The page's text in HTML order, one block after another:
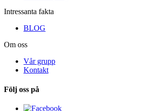
Intressanta fakta
BLOG
Om oss
Vår grupp
Kontakt
Följ oss på